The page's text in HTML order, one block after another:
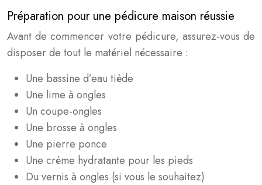
Préparation pour une pédicure maison réussie
Avant de commencer votre pédicure, assurez-vous de
disposer de tout le matériel nécessaire :
Une bassine d’eau tiède
Une lime à ongles
Un coupe-ongles
Une brosse à ongles
Une pierre ponce
Une crème hydratante pour les pieds
Du vernis à ongles (si vous le souhaitez)